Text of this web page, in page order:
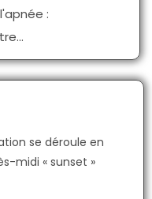
:
se déroule en
midi « sunset »